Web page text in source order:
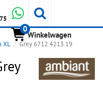
Whatsapp
0
Winkelwagen
XL Grey 6712.4213.19